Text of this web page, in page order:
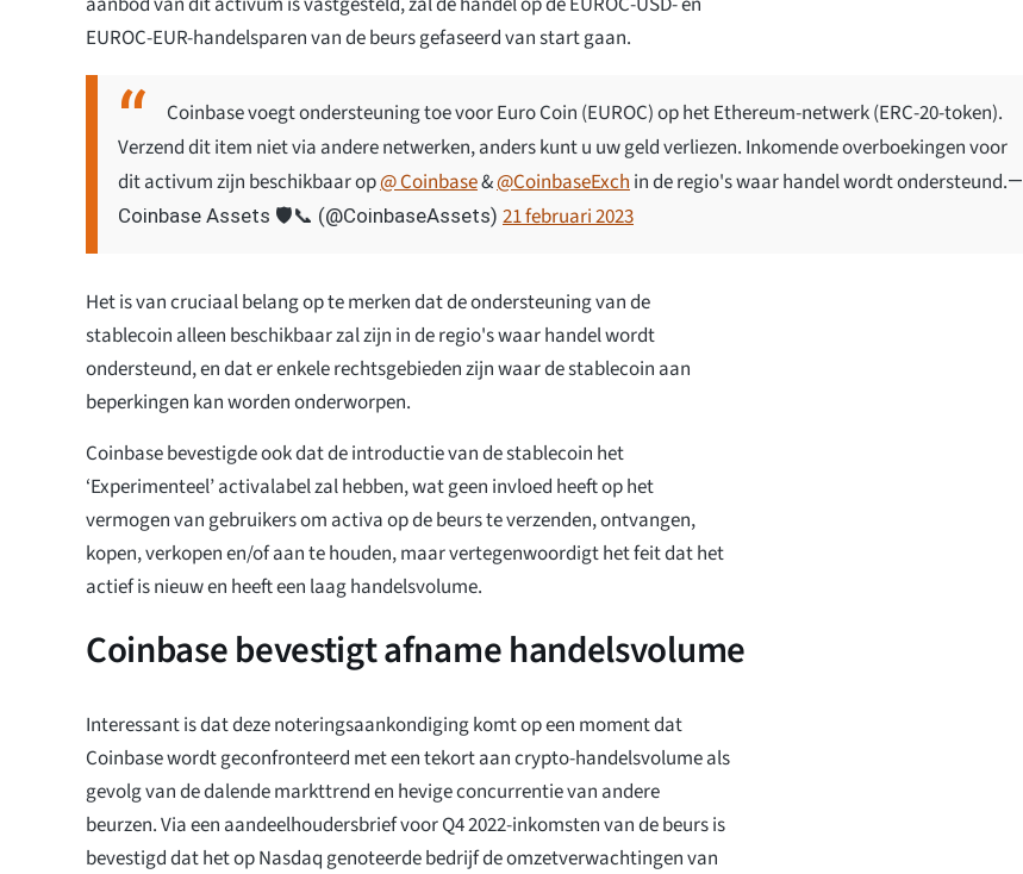
EUROC-EUR-handelsparen van de beurs gefaseerd van start gaan.
Coinbase voegt ondersteuning toe voor Euro Coin (EUROC) op het Ethereum-netwerk (ERC-20-token).
Verzend dit item niet via andere netwerken, anders kunt u uw geld verliezen. Inkomende overboekingen voor
dit activum zijn beschikbaar op@ Coinbase&@CoinbaseExch in de regio's waar handel wordt ondersteund.—
Coinbase Assets 🛡️📞 (@CoinbaseAssets) 21 februari 2023
Het is van cruciaal belang op te merken dat de ondersteuning van de
stablecoin alleen beschikbaar zal zijn in de regio's waar handel wordt
ondersteund, en dat er enkele rechtsgebieden zijn waar de stablecoin aan
beperkingen kan worden onderworpen.
Coinbase bevestigde ook dat de introductie van de stablecoin het
‘Experimenteel’ activalabel zal hebben, wat geen invloed heeft op het
vermogen van gebruikers om activa op de beurs te verzenden, ontvangen,
kopen, verkopen en/of aan te houden, maar vertegenwoordigt het feit dat het
actief is nieuw en heeft een laag handelsvolume.
Coinbase bevestigt afname handelsvolume
Interessant is dat deze noteringsaankondiging komt op een moment dat
Coinbase wordt geconfronteerd met een tekort aan crypto-handelsvolume als
gevolg van de dalende markttrend en hevige concurrentie van andere
beurzen. Via een aandeelhoudersbrief voor Q4 2022-inkomsten van de beurs is
bevestigd dat het op Nasdaq genoteerde bedrijf de omzetverwachtingen van